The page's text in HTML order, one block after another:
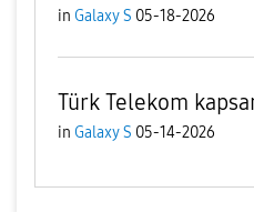
in Galaxy S 05-18-2026
Türk Telekom
in Galaxy S 05-14-2026